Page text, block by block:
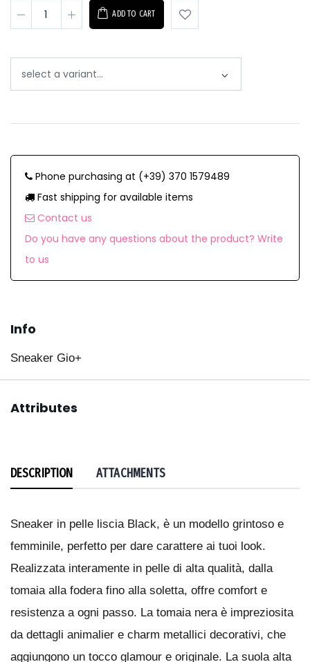
ADD TO CART
Phone purchasing at (+39) 370 1579489
Fast shipping for available items
Contact us
Do you have any questions about the product? Write
to us
Info
Sneaker Gio+
Attributes
DESCRIPTION ATTACHMENTS
Sneaker in pelle liscia Black, è un modello grintoso e
femminile, perfetto per dare carattere ai tuoi look.
Realizzata interamente in pelle di alta qualità, dalla
tomaia alla fodera fino alla soletta, offre comfort e
resistenza a ogni passo. La tomaia nera è impreziosita
da dettagli animalier e charm metallici decorativi, che
aggiungono un tocco glamour e originale. La suola alta